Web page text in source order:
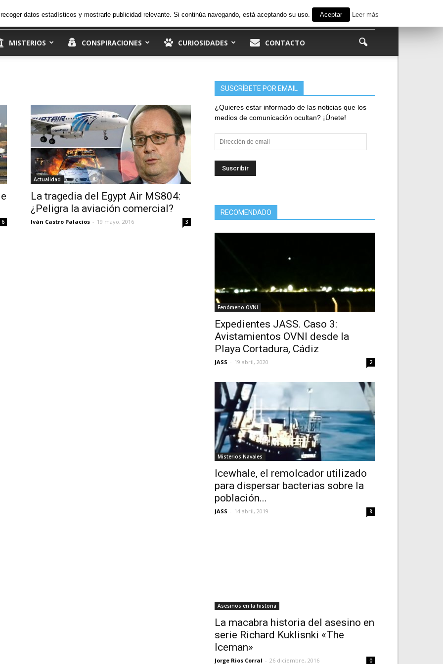
C Madrid sábado, 8 de agosto de 2026 Ingresar
MISTERIOS CONSPIRACIONES CURIOSIDADES CONTACTO
6
Actualidad
La tragedia del Egypt Air MS804:
¿Peligra la aviación comercial?
Iván Castro Palacios - 19 mayo, 2016 3
SUSCRÍBETE POR EMAIL
¿Quieres estar informado de las noticias que los
medios de comunicación ocultan? ¡Únete!
Dirección
de
email
RECOMENDADO
Fenómeno OVNI
Expedientes JASS. Caso 3:
Avistamientos OVNI desde la
Playa Cortadura, Cádiz
JASS - 19 abril, 2020 2
Misterios Navales
Icewhale, el remolcador utilizado
para dispersar bacterias sobre la
población...
JASS - 14 abril, 2019 8
Asesinos en la historia
La macabra historia del asesino en
serie Richard Kuklisnki «The
Iceman»
Jorge Rios Corral - 26 diciembre, 2016 0
datos estadísticos y mostrarle publicidad relevante. Si continúa navegando, está aceptando su uso. Aceptar Leer más